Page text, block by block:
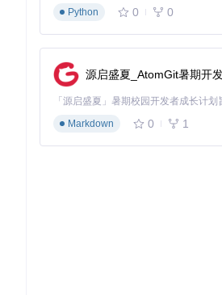
远程采访：蓝牙麦克风支持实现
快速开始：
获取源码：git clone https://
使用Android Studio打开项目，
首次启动需授予麦克风和存储权限
在主界面点击红色录制按钮开
Python
0 0
源启盛夏_AtomGit暑期开
Markdown
0 1